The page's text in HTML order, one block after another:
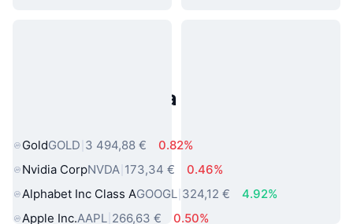
Populárne aktíva z reálneho
GoldGOLD 3 494,88 €
0.82%
Nvidia CorpNVDA 173,34 €
0.46%
Alphabet Inc Class AGOOGL 324,12 €
4.92%
Apple Inc.AAPL 266,63 € 0.50%